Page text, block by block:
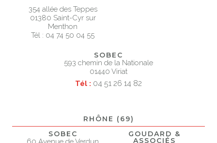
354 allée des Teppes
01380 Saint-Cyr sur
Menthon
Tél : 04 74 50 04 55
SOBEC
593 chemin de la Nationale
01440 Viriat
Tél : 04 51 26 14 82
RHÔNE (69)
SOBEC
GOUDARD &
ASSOCIÉS